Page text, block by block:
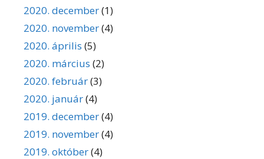
2020. december(1)
2020. november(4)
2020. április (5)
2020. március (2)
2020. február(3)
2020. január(4)
2019. december(4)
2019. november(4)
2019. október(4)